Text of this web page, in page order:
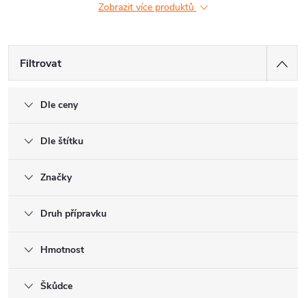
Zobrazit více produktů
Filtrovat
Dle ceny
Dle štítku
Značky
Druh přípravku
Hmotnost
Škůdce